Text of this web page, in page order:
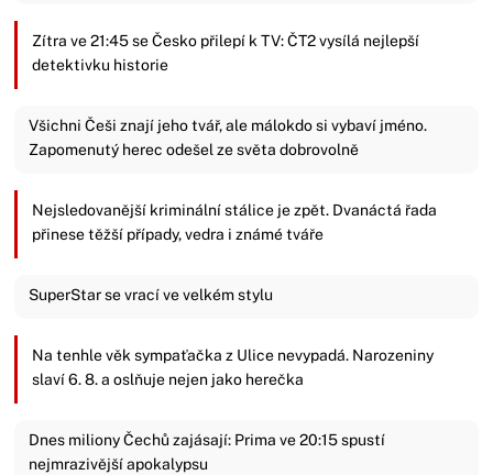
Zítra ve 21:45 se Česko přilepí k TV: ČT2 vysílá nejlepší
detektivku historie
Všichni Češi znají jeho tvář, ale málokdo si vybaví jméno.
Zapomenutý herec odešel ze světa dobrovolně
Nejsledovanější kriminální stálice je zpět. Dvanáctá řada
přinese těžší případy, vedra i známé tváře
SuperStar se vrací ve velkém stylu
Na tenhle věk sympaťačka z Ulice nevypadá. Narozeniny
slaví 6. 8. a oslňuje nejen jako herečka
Dnes miliony Čechů zajásají: Prima ve 20:15 spustí
nejmrazivější apokalypsu